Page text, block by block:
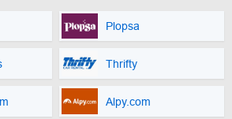
Plopsa
Thrifty
Alpy.com